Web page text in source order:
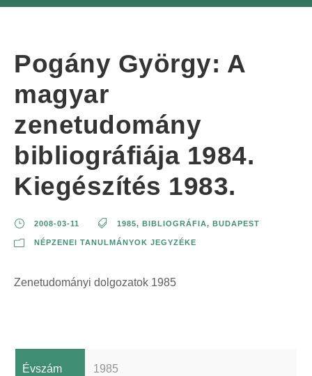
Pogány György: A
magyar
zenetudomány
bibliográfiája 1984.
Kiegészítés 1983.
2008-03-11 1985, BIBLIOGRÁFIA, BUDAPEST
NÉPZENEI TANULMÁNYOK JEGYZÉKE
Zenetudományi dolgozatok 1985
Évszám 1985